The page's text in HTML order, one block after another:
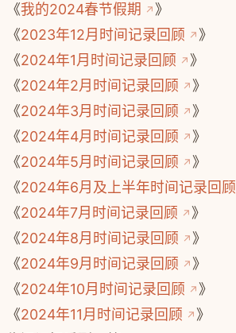
《我的2024春节假期
》
《2023年12月时间记录回顾
》
《2024年1月时间记录回顾
》
《2024年2月时间记录回顾
》
《2024年3月时间记录回顾
》
《2024年4月时间记录回顾
》
《2024年5月时间记录回顾
》
《2024年6月及上半年时间记录回顾
《2024年7月时间记录回顾
》
《2024年8月时间记录回顾
》
《2024年9月时间记录回顾
》
《2024年10月时间记录回顾
》
《2024年11月时间记录回顾
》